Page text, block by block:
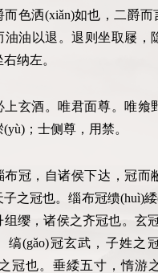
而色洒(xiǎn)如也，二爵而
油油以退。退则坐取屦，
纳左。
上玄酒。唯君面尊。唯飨
；士侧尊，用禁。
布冠，自诸侯下达，冠而
子之冠也。缁布冠缋(huì)
组缨，诸侯之齐冠也。玄
缟(gǎo)冠玄武，子姓之
冠也。垂緌五寸，惰游